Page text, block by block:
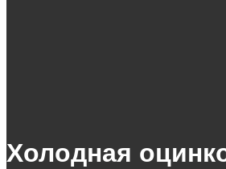
Холодная